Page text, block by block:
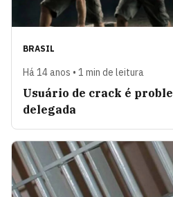
BRASIL
Há 14 anos • 1 min de leitura
Usuário de crack é
delegada